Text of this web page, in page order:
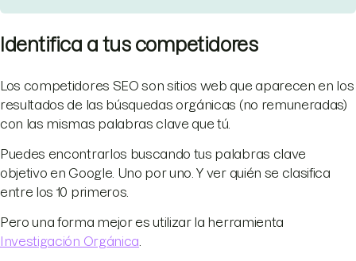
Identifica a tus competidores
Los competidores SEO son sitios web que aparecen en los
resultados de las búsquedas orgánicas (no remuneradas)
con las mismas palabras clave que tú.
Puedes encontrarlos buscando tus palabras clave
objetivo en Google. Uno por uno. Y ver quién se clasifica
entre los 10 primeros.
Pero una forma mejor es utilizar la herramienta
Investigación Orgánica